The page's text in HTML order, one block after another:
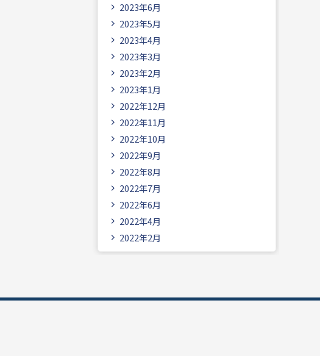
2023年6月
2023年5月
2023年4月
2023年3月
2023年2月
2023年1月
2022年12月
2022年11月
2022年10月
2022年9月
2022年8月
2022年7月
2022年6月
2022年4月
2022年2月